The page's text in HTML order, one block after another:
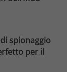
spionaggio
per il